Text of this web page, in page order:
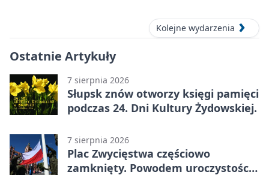
Kolejne wydarzenia
Ostatnie Artykuły
7 sierpnia 2026
Słupsk znów otworzy księgi pamięci
podczas 24. Dni Kultury Żydowskiej.
7 sierpnia 2026
Plac Zwycięstwa częściowo
zamknięty. Powodem uroczystości